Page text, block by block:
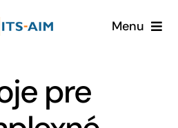
Menu
O nás pre